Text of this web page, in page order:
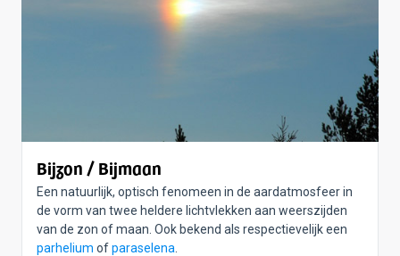
Bijzon / Bijmaan
Een natuurlijk, optisch fenomeen in de aardatmosfeer in
de vorm van twee heldere lichtvlekken aan weerszijden
van de zon of maan. Ook bekend als respectievelijk een
parhelium ofparaselena